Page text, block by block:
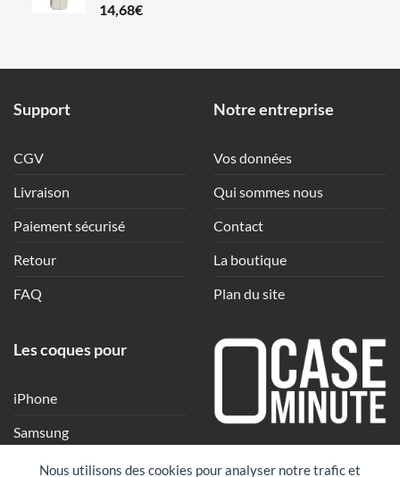
Nous utilisons des cookies pour analyser notre trafic et
14,68€
Support
CGV
Livraison
Paiement sécurisé
Retour
FAQ
Notre entreprise
Vos données
Qui sommes nous
Contact
La boutique
Plan du site
Les coques pour
iPhone
Samsung
Xiaomi
Une coque en quelques